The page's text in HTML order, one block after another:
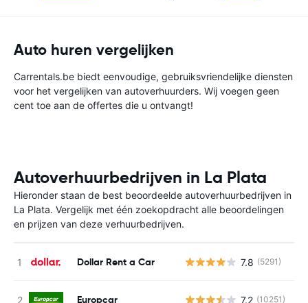
Auto huren vergelijken
Carrentals.be biedt eenvoudige, gebruiksvriendelijke diensten
voor het vergelijken van autoverhuurders. Wij voegen geen
cent toe aan de offertes die u ontvangt!
Autoverhuurbedrijven in La Plata
Hieronder staan de best beoordeelde autoverhuurbedrijven in
La Plata. Vergelijk met één zoekopdracht alle beoordelingen
en prijzen van deze verhuurbedrijven.
Dollar Rent a Car 7.8 (5291)
Europcar 7.2 (10251)